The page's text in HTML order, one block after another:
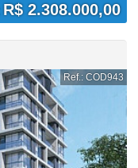
R$ 2.308.000,00
Ref.: COD943